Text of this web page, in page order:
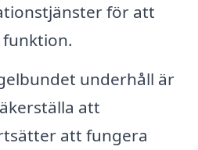
för att
funktion.
underhåll är
att
att fungera